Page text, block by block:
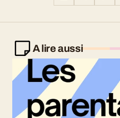
A lire aussi